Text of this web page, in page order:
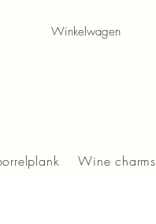
Winkelwagen
Wine charms